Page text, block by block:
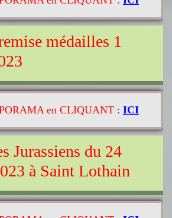
médailles 1
en CLIQUANT : ICI
Jurassiens du 24
à Saint Lothain